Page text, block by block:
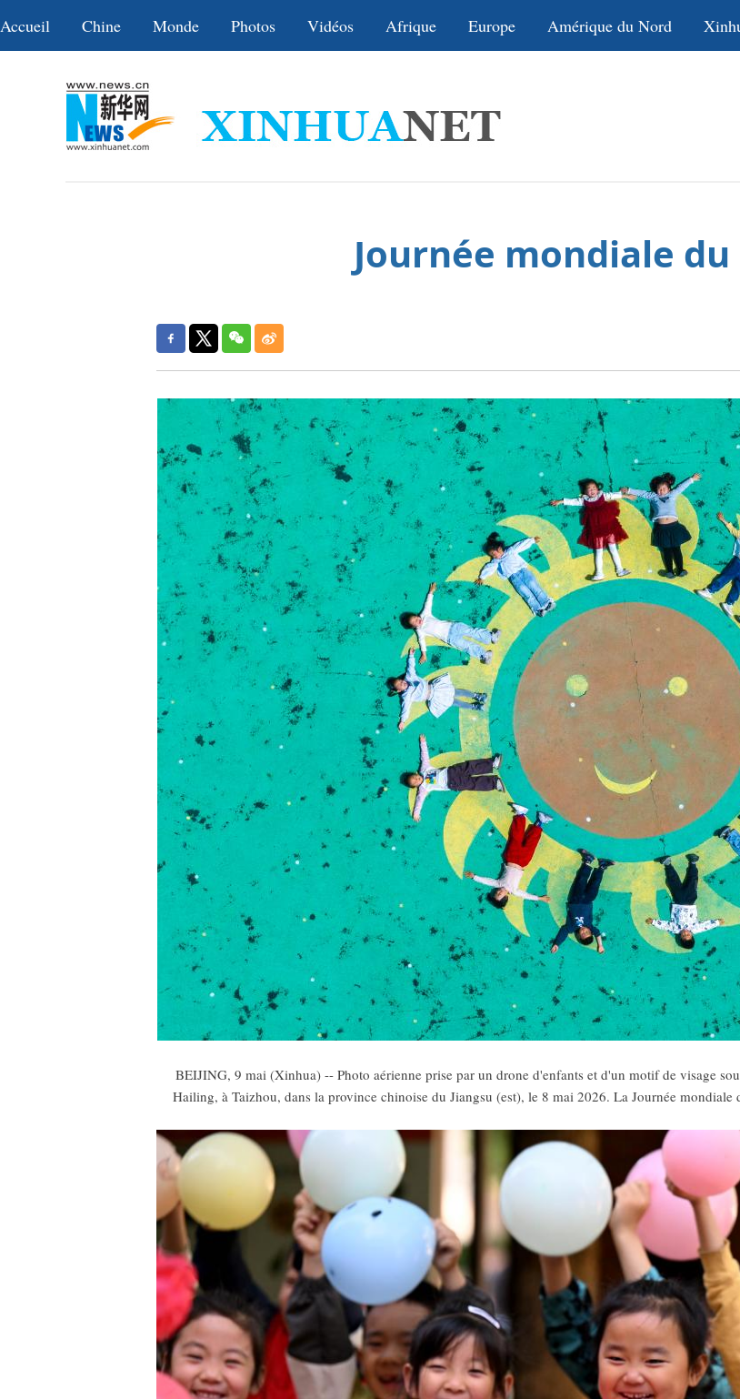
Accueil Chine Monde Photos Vidéos Afrique Europe Amérique du Nord
Journée mondiale
BEIJING, 9 mai (Xinhua) -- Photo aérienne prise par un drone d'enfants et d'un motif de visage
Hailing, à Taizhou, dans la province chinoise du Jiangsu (est), le 8 mai 2026. La Journée